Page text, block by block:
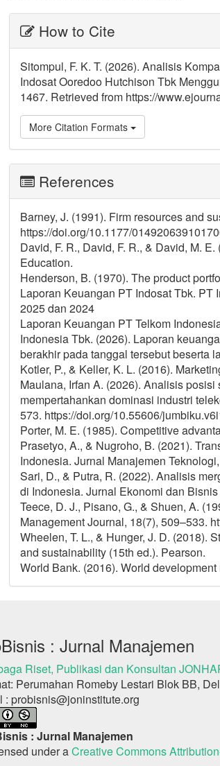
How to Cite
Sitompul, F. K. T. (2026). Analisis
Indosat Ooredoo Hutchison Tbk
1467. Retrieved from https://
More Citation Formats
References
Barney, J. (1991). Firm resources and
https://doi.org/10.1177/
David, F. R., David, F. R., & David, M.
Education.
Henderson, B. (1970). The product
Laporan Keuangan PT Indosat Tbk.
2025 dan 2024
Laporan Keuangan PT Telkom
Indonesia Tbk. (2026). Laporan
berakhir pada tanggal tersebut beserta
Kotler, P., & Keller, K. L. (2016).
Maulana, Irfan A. (2026). Analisis
mempertahankan dominasi industri
573. https://doi.org/10.55606/
Porter, M. E. (1985). Competitive
Prasetyo, A., & Nugroho, B. (2021).
Indonesia. Jurnal Manajemen
Sari, D., & Putra, R. (2022). Analisis
di Indonesia. Jurnal Ekonomi dan
Teece, D. J., Pisano, G., & Shuen, A.
Management Journal, 18(7), 509–533.
Wheelen, T. L., & Hunger, J. D. (2018).
and sustainability (15th ed.). Pearson.
World Bank. (2016). World
: Jurnal Manajemen
Riset, Publikasi dan Konsultan
Perumahan Romeby Lestari Blok BB,
: probisnis@joninstitute.org
: Jurnal Manajemen
under aCreative Commons